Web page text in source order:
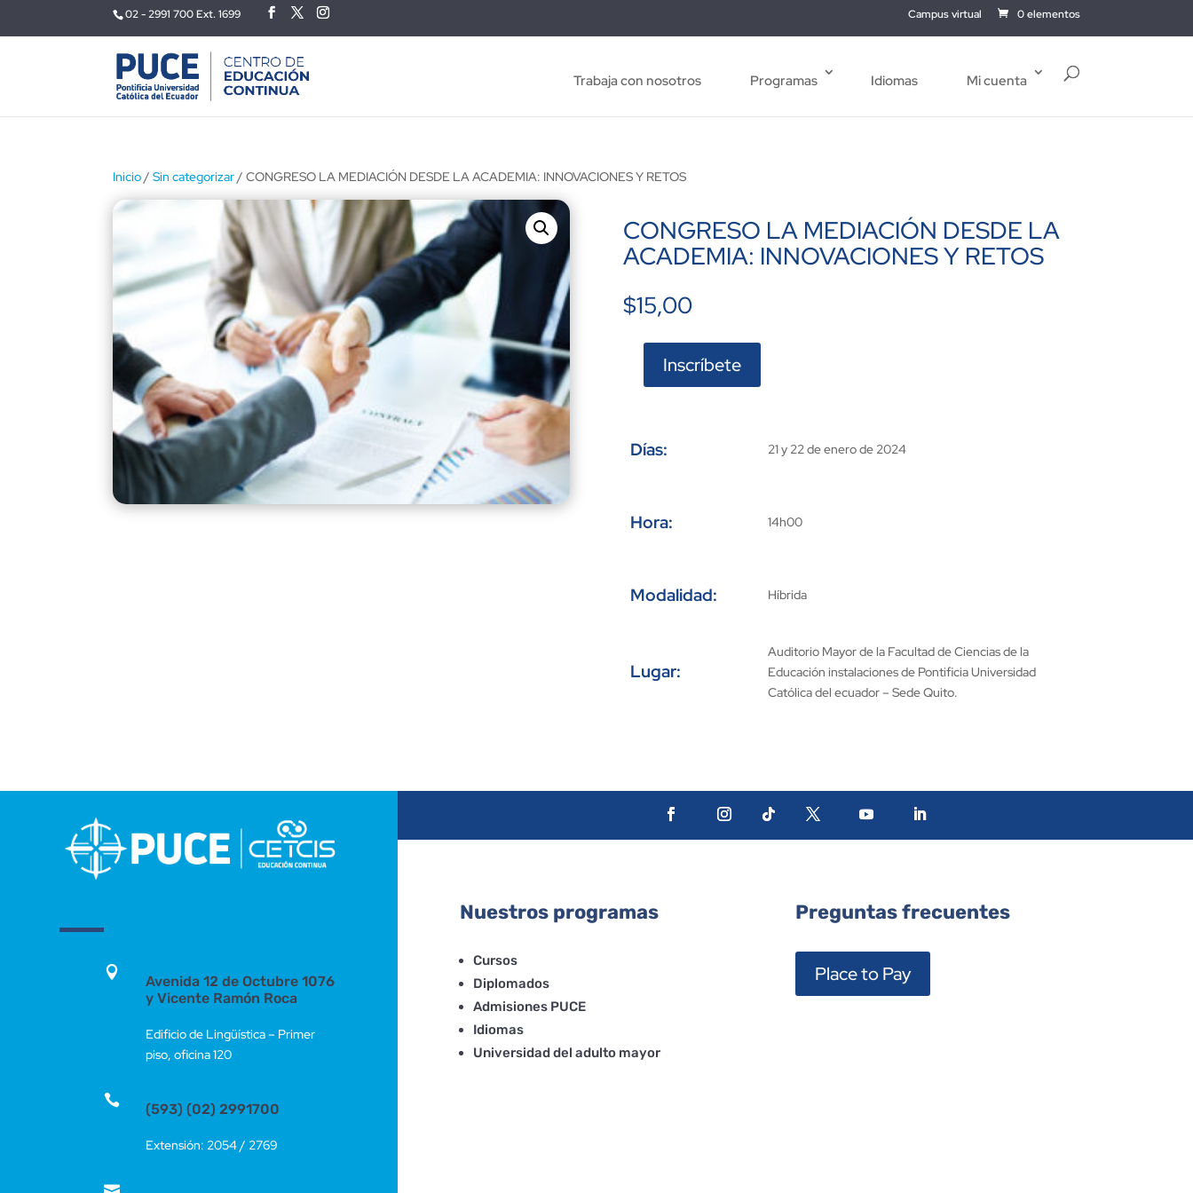
02 - 2991 700 Ext. 1699 Campus virtual 0 elementos
Trabaja con nosotros Programas Idiomas Mi cuenta
Inicio/ Sin categorizar/ CONGRESO LA MEDIACIÓN DESDE LA ACADEMIA: INNOVACIONES Y RETOS
CONGRESO LA MEDIACIÓN DESDE LA
ACADEMIA: INNOVACIONES Y RETOS
$15,00
CONGRESO
LA
Inscríbete
Días: 21 y 22 de enero de 2024
Hora: 14h00
Modalidad: Híbrida
Lugar:
Auditorio Mayor de la Facultad de Ciencias de la
Educación instalaciones de Pontificia Universidad
Católica del ecuador – Sede Quito.

Avenida 12 de Octubre 1076
y Vicente Ramón Roca
Edificio de Lingüística – Primer
piso, oficina 120

(593) (02) 2991700
Extensión: 2054 / 2769
Nuestros programas
Cursos
Diplomados
Admisiones PUCE
Idiomas
Universidad del adulto mayor
Preguntas frecuentes
Place to Pay